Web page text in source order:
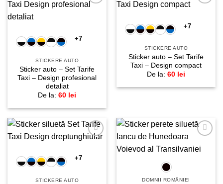
+7
STICKERE AUTO
Sticker auto – Set Tarife
Taxi – Design profesional
detaliat
De la: 60 lei
favorite!
+7
STICKERE AUTO
Sticker auto – Set Tarife
Taxi – Design compact
De la: 60 lei
favorite!
+7
STICKERE AUTO
la
DOMNII ROMÂNIEI